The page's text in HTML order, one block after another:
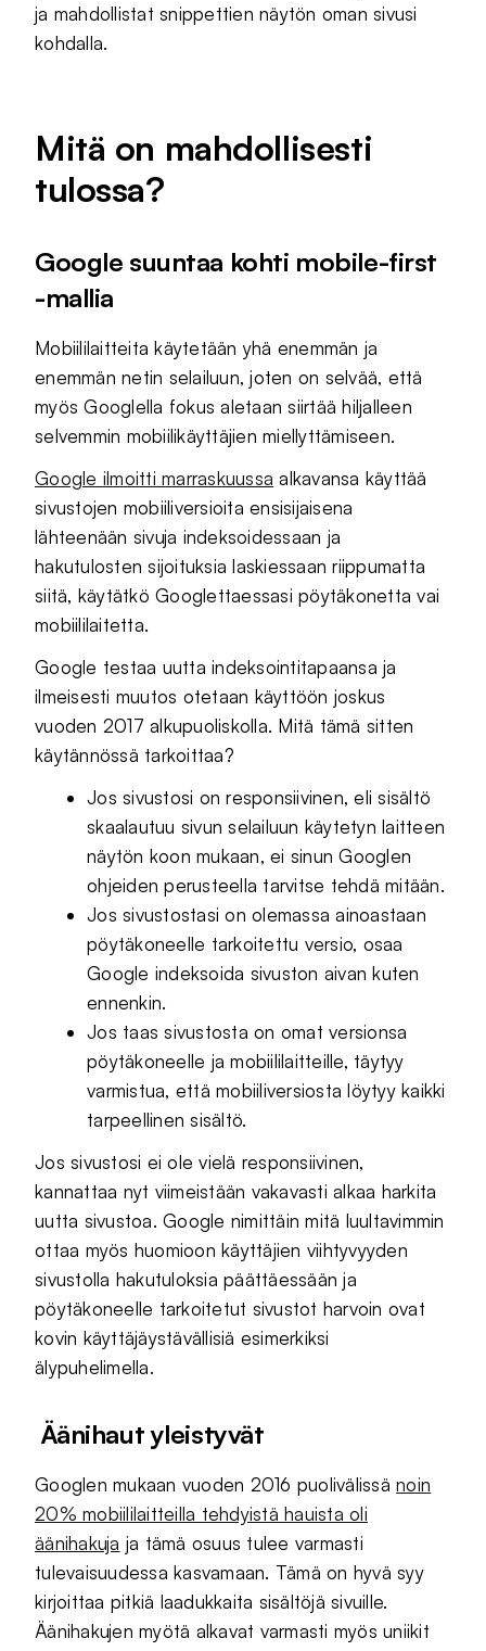
ja mahdollistat snippettien näytön oman sivusi
kohdalla.
Mitä on mahdollisesti
tulossa?
Google suuntaa kohti mobile-first
-mallia
Mobiililaitteita käytetään yhä enemmän ja
enemmän netin selailuun, joten on selvää, että
myös Googlella fokus aletaan siirtää hiljalleen
selvemmin mobiilikäyttäjien miellyttämiseen.
Google ilmoitti marraskuussa alkavansa käyttää
sivustojen mobiiliversioita ensisijaisena
lähteenään sivuja indeksoidessaan ja
hakutulosten sijoituksia laskiessaan riippumatta
siitä, käytätkö Googlettaessasi pöytäkonetta vai
mobiililaitetta.
Google testaa uutta indeksointitapaansa ja
ilmeisesti muutos otetaan käyttöön joskus
vuoden 2017 alkupuoliskolla. Mitä tämä sitten
käytännössä tarkoittaa?
Jos sivustosi on responsiivinen, eli sisältö
skaalautuu sivun selailuun käytetyn laitteen
näytön koon mukaan, ei sinun Googlen
ohjeiden perusteella tarvitse tehdä mitään.
Jos sivustostasi on olemassa ainoastaan
pöytäkoneelle tarkoitettu versio, osaa
Google indeksoida sivuston aivan kuten
ennenkin.
Jos taas sivustosta on omat versionsa
pöytäkoneelle ja mobiililaitteille, täytyy
varmistua, että mobiiliversiosta löytyy kaikki
tarpeellinen sisältö.
Jos sivustosi ei ole vielä responsiivinen,
kannattaa nyt viimeistään vakavasti alkaa harkita
uutta sivustoa. Google nimittäin mitä luultavimmin
ottaa myös huomioon käyttäjien viihtyvyyden
sivustolla hakutuloksia päättäessään ja
pöytäkoneelle tarkoitetut sivustot harvoin ovat
kovin käyttäjäystävällisiä esimerkiksi
älypuhelimella.
Äänihaut yleistyvät
Googlen mukaan vuoden 2016 puolivälissänoin
20% mobiililaitteilla tehdyistä hauista oli
äänihakuja ja tämä osuus tulee varmasti
tulevaisuudessa kasvamaan. Tämä on hyvä syy
kirjoittaa pitkiä laadukkaita sisältöjä sivuille.
Äänihakujen myötä alkavat varmasti myös uniikit